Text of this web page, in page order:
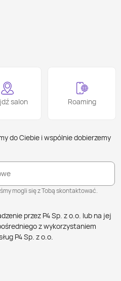
salon Roaming
do Ciebie i wspólnie dobierzemy
mogli się z Tobą skontaktować.
przez P4 Sp. z o.o. lub na jej
z wykorzystaniem
P4 Sp. z o.o.